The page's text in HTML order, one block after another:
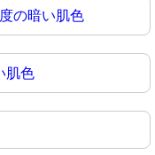
の暗い肌色
肌色